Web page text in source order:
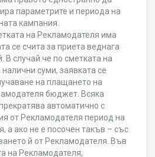
параметрите и периода на
кампания.
на Рекламодателя има
се счита за приета веднага
В случай че по сметката на
суми, заявката се
на плащането на
бюджет. Всяка
автоматично с
от Рекламодателя период на
а ако не е посочен такъв – със
й от Рекламодателя. Във
на Рекламодателя,